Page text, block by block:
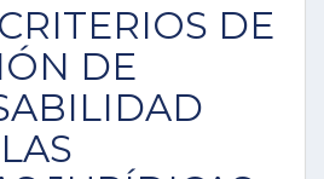
DE
DE